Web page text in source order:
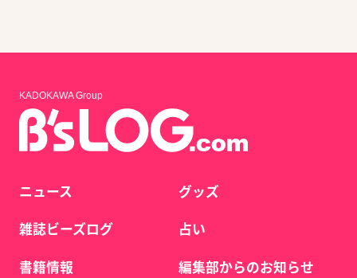
KADOKAWA Group
ニュース
雑誌ビーズログ
書籍情報
グッズ
占い
編集部からのお知らせ